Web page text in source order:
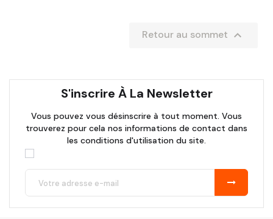
Retour au sommet 
S'inscrire À La Newsletter
Vous pouvez vous désinscrire à tout moment. Vous
trouverez pour cela nos informations de contact dans
les conditions d'utilisation du site.